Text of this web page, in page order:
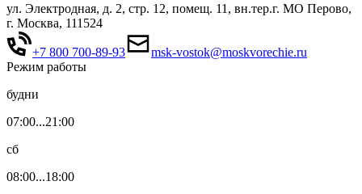
ул. Электродная, д. 2, стр. 12, помещ. 11, вн.тер.г. МО Перово,
г. Москва, 111524
+7 800 700-89-93
msk-vostok@moskvorechie.ru
Режим работы
будни
07:00...21:00
сб
08:00...18:00